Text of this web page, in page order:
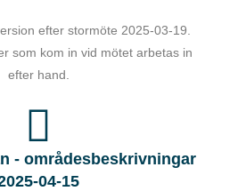
efter stormöte 2025-03-19.
som kom in vid mötet arbetas in
efter hand.
- områdesbeskrivningar
04-15